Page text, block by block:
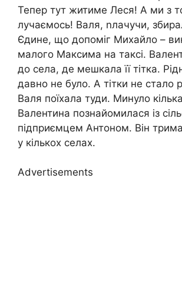
Тепер тут житиме Леся! А ми з
лучаємось! Валя, nлачучи,
Єдине, що допоміг Михайло –
малого Максима на таксі.
до села, де мешкала її тітка.
давно не було. А тітки не стало
Валя поїхала туди. Минуло
Валентина познайомилася із
підприємцем Антоном. Він
у кількох селах.
Advertisements